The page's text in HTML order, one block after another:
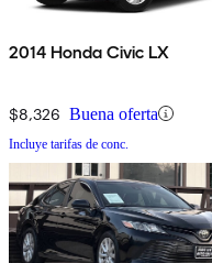
2014 Honda Civic LX
$8,326 Buena oferta
Incluye tarifas de conc.